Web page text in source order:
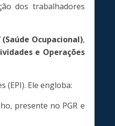
dos trabalhadores
(Saúde Ocupacional),
e Operações
(EPI). Ele engloba:
presente no PGR e